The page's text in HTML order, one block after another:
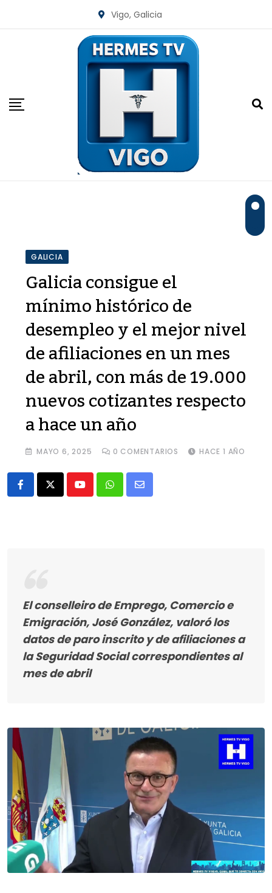
Vigo, Galicia
GALICIA
Galicia consigue el
mínimo histórico de
desempleo y el mejor nivel
de afiliaciones en un mes
de abril, con más de 19.000
nuevos cotizantes respecto
a hace un año
MAYO 6, 2025 0 COMENTARIOS HACE 1 AÑO
YoutubeWhatsapp
Share
El conselleiro de Emprego, Comercio e
Emigración, José González, valoró los
datos de paro inscrito y de afiliaciones a
la Seguridad Social correspondientes al
mes de abril